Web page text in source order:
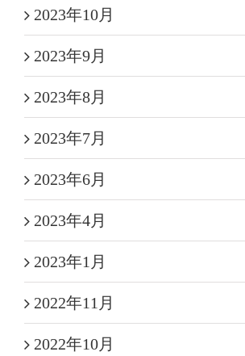
2023年10月
2023年9月
2023年8月
2023年7月
2023年6月
2023年4月
2023年1月
2022年11月
2022年10月